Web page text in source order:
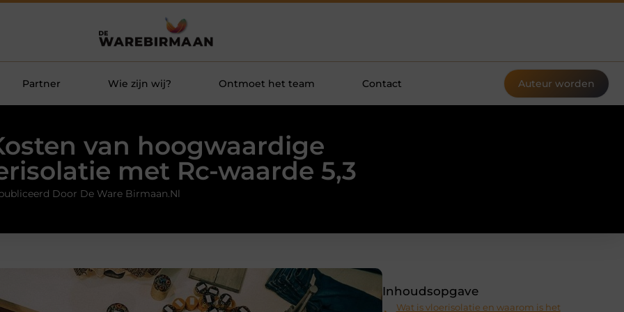
Partner Wie zijn wij? Ontmoet het team Contact Auteur worden
van hoogwaardige
met Rc-waarde 5,3
Door De Ware Birmaan.nl
Inhoudsopgave
Wat is vloerisolatie en waarom is het